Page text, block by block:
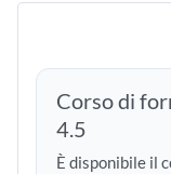
Corso di
4.5
È disponibile il